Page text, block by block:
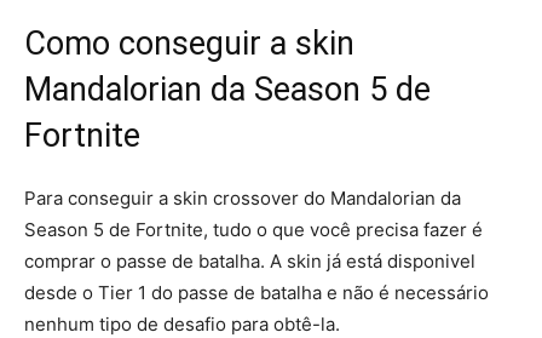
Como conseguir a skin
Mandalorian da Season 5 de
Fortnite
Para conseguir a skin crossover do Mandalorian da
Season 5 de Fortnite, tudo o que você precisa fazer é
comprar o passe de batalha. A skin já está disponivel
desde o Tier 1 do passe de batalha e não é necessário
nenhum tipo de desafio para obtê-la.